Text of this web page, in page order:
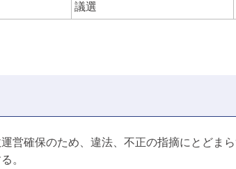
議選
営確保のため、違法、不正の指摘にとどま
。